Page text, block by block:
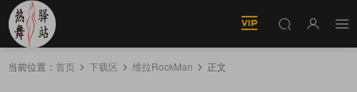
当前位置： 首页 下载区 维拉RockMan 正文